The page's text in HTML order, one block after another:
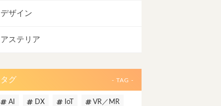
デザイン
アステリア
タグ - TAG -
AI DX IoT VR／MR